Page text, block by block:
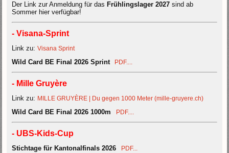
Der Link zur Anmeldung für das Frühlingslager 2027 sind ab
Sommer hier verfügbar!
- Visana-Sprint
Link zu:Visana Sprint
Wild Card BE Final 2026 Sprint PDF....
- Mille Gruyère
Link zu: MILLE GRUYÈRE | Du gegen 1000 Meter (mille-gruyere.ch)
Wild Card BE Final 2026 1000m PDF....
- UBS-Kids-Cup
Stichtage für Kantonalfinals 2026 PDF...